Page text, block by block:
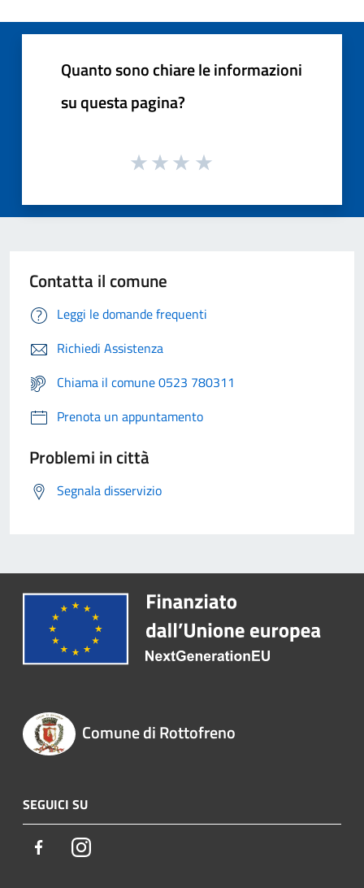
Quanto sono chiare le informazioni
su questa pagina?
Contatta il comune
Leggi le domande frequenti
Richiedi Assistenza
Chiama il comune 0523 780311
Prenota un appuntamento
Problemi in città
Segnala disservizio
Comune di Rottofreno
SEGUICI SU
FacebookInstagram